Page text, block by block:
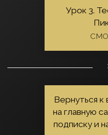
Урок 3.
Вернуться к
на главную
подписку и